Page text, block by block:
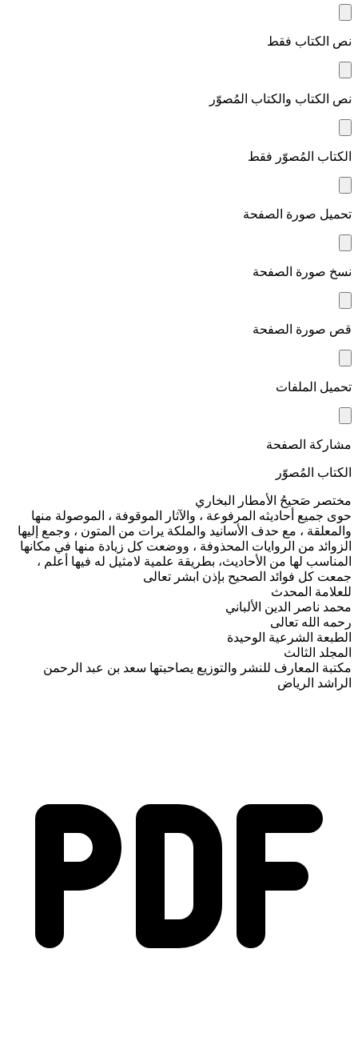
نص الكتاب فقط
نص الكتاب والكتاب المُصوّر
الكتاب المُصوّر فقط
تحميل صورة الصفحة
نسخ صورة الصفحة
قص صورة الصفحة
تحميل الملفات
مشاركة الصفحة
الكتاب المُصوّر
مختصر صَحيحُ الأمطار البخاري
حوى جميع أحاديثه المرفوعة ، والآثار الموقوفة ، الموصولة منها
والمعلقة ، مع حدف الأسانيد والملكة يرات من المتون ، وجمع إليها
الزوائد من الروايات المحذوفة ، ووضعت كل زيادة منها في مكانها
المناسب لها من الأحاديث، بطريقة علمية لامثيل له فيها أعلم ،
جمعت كل فوائد الصحيح بإذن ابشر تعالى
للعلامة المحدث
محمد ناصر الدين الألباني
رحمه الله تعالى
الطبعة الشرعية الوحيدة
المجلد الثالث
مكتبة المعارف للنشر والتوزيع يصاحبتها سعد بن عبد الرحمن
الراشد الرياض